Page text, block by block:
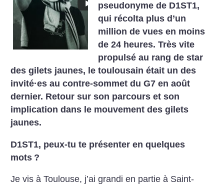
pseudonyme de D1ST1,
qui récolta plus d’un
million de vues en moins
de 24 heures. Très vite
propulsé au rang de star
des gilets jaunes, le toulousain était un des
invité·es au contre-sommet du G7 en août
dernier. Retour sur son parcours et son
implication dans le mouvement des gilets
jaunes.
D1ST1, peux-tu te présenter en quelques
mots ?
Je vis à Toulouse, j’ai grandi en partie à Saint-